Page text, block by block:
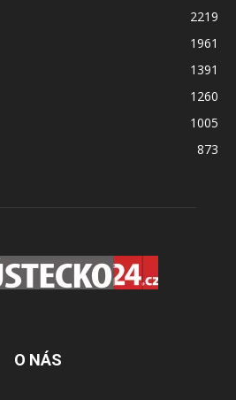
2219
1961
1391
1260
1005
873
O NÁS